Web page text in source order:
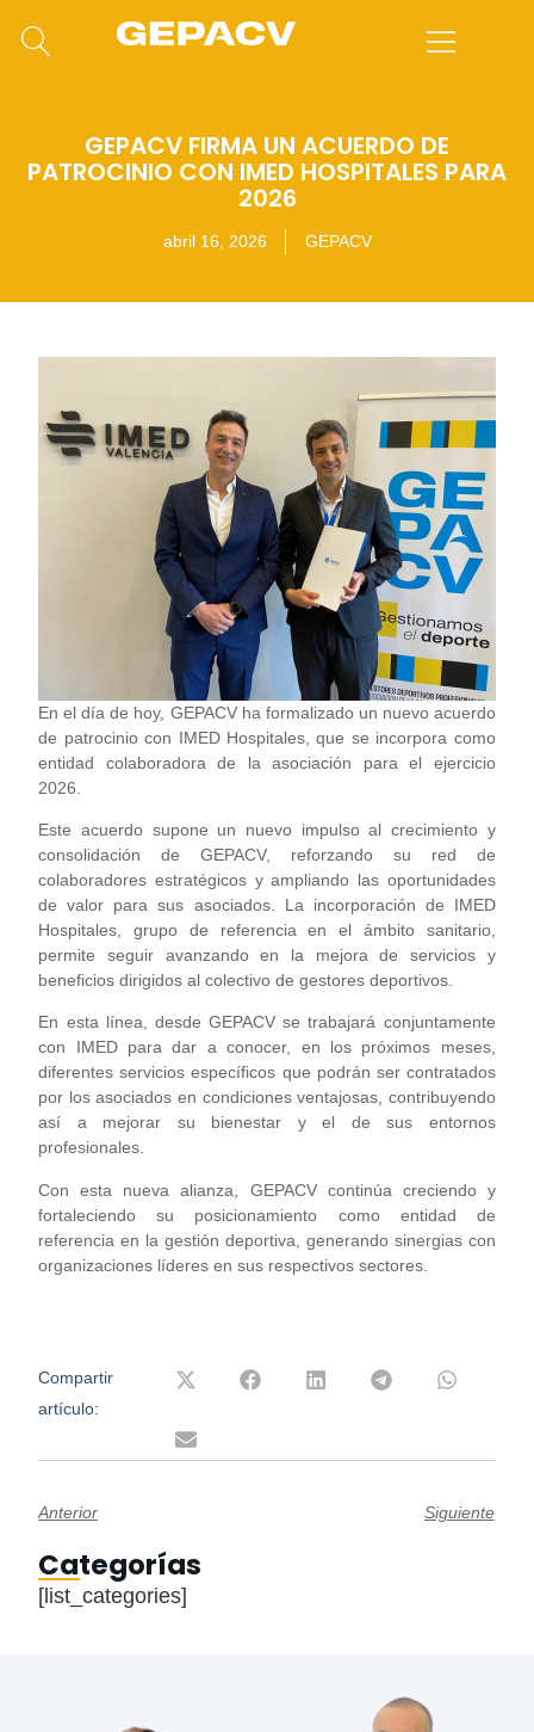
GEPACV FIRMA UN ACUERDO DE
PATROCINIO CON IMED HOSPITALES PARA
2026
abril 16, 2026 GEPACV
En el día de hoy, GEPACV ha formalizado un nuevo acuerdo
de patrocinio con IMED Hospitales, que se incorpora como
entidad colaboradora de la asociación para el ejercicio
2026.
Este acuerdo supone un nuevo impulso al crecimiento y
consolidación de GEPACV, reforzando su red de
colaboradores estratégicos y ampliando las oportunidades
de valor para sus asociados. La incorporación de IMED
Hospitales, grupo de referencia en el ámbito sanitario,
permite seguir avanzando en la mejora de servicios y
beneficios dirigidos al colectivo de gestores deportivos.
En esta línea, desde GEPACV se trabajará conjuntamente
con IMED para dar a conocer, en los próximos meses,
diferentes servicios específicos que podrán ser contratados
por los asociados en condiciones ventajosas, contribuyendo
así a mejorar su bienestar y el de sus entornos
profesionales.
Con esta nueva alianza, GEPACV continúa creciendo y
fortaleciendo su posicionamiento como entidad de
referencia en la gestión deportiva, generando sinergias con
organizaciones líderes en sus respectivos sectores.
Compartir
artículo:
Anterior Siguiente
Categorías
[list_categories]